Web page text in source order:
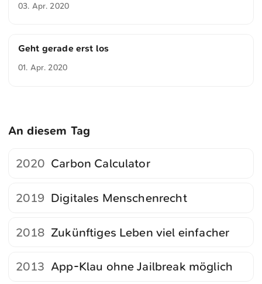
03. Apr. 2020
Geht gerade erst los
01. Apr. 2020
An diesem Tag
2020 Carbon Calculator
2019 Digitales Menschenrecht
2018 Zukünftiges Leben viel einfacher
2013 App-Klau ohne Jailbreak möglich